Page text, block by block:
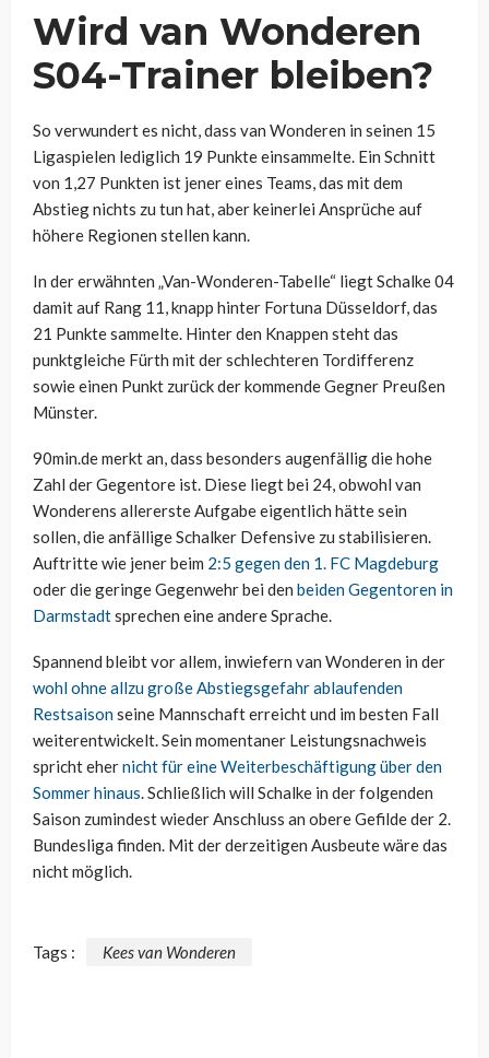
Wird van Wonderen
S04-Trainer bleiben?
So verwundert es nicht, dass van Wonderen in seinen 15
Ligaspielen lediglich 19 Punkte einsammelte. Ein Schnitt
von 1,27 Punkten ist jener eines Teams, das mit dem
Abstieg nichts zu tun hat, aber keinerlei Ansprüche auf
höhere Regionen stellen kann.
In der erwähnten „Van-Wonderen-Tabelle“ liegt Schalke 04
damit auf Rang 11, knapp hinter Fortuna Düsseldorf, das
21 Punkte sammelte. Hinter den Knappen steht das
punktgleiche Fürth mit der schlechteren Tordifferenz
sowie einen Punkt zurück der kommende Gegner Preußen
Münster.
90min.de merkt an, dass besonders augenfällig die hohe
Zahl der Gegentore ist. Diese liegt bei 24, obwohl van
Wonderens allererste Aufgabe eigentlich hätte sein
sollen, die anfällige Schalker Defensive zu stabilisieren.
Auftritte wie jener beim 2:5 gegen den 1. FC Magdeburg
oder die geringe Gegenwehr bei den beiden Gegentoren in
Darmstadtsprechen eine andere Sprache.
Spannend bleibt vor allem, inwiefern van Wonderen in der
wohl ohne allzu große Abstiegsgefahr ablaufenden
Restsaisonseine Mannschaft erreicht und im besten Fall
weiterentwickelt. Sein momentaner Leistungsnachweis
spricht ehernicht für eine Weiterbeschäftigung über den
Sommer hinaus. Schließlich will Schalke in der folgenden
Saison zumindest wieder Anschluss an obere Gefilde der 2.
Bundesliga finden. Mit der derzeitigen Ausbeute wäre das
nicht möglich.
Tags : Kees van Wonderen